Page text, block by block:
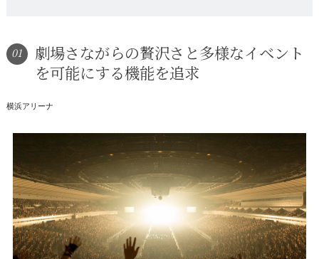
01
劇場さながらの贅沢さと多様なイベント
を可能にする機能を追求
横浜アリーナ